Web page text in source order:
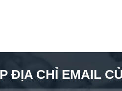
ĐỊA CHỈ EMAIL